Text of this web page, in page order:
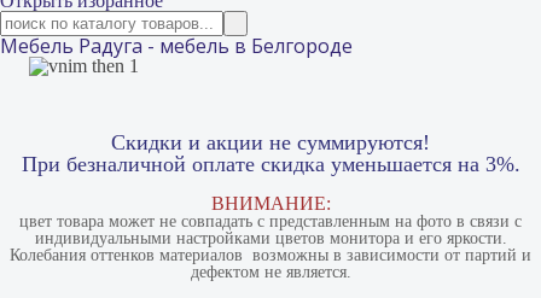
Мебель Радуга - мебель в Белгороде
Скидки и акции не суммируются!
При безналичной оплате скидка уменьшается на 3%.
ВНИМАНИЕ:
цвет товара может не совпадать с представленным на фото в связи с
индивидуальными настройками цветов монитора и его яркости.
Колебания оттенков материалов​ ​ возможны в зависимости от партий и
дефектом не является.